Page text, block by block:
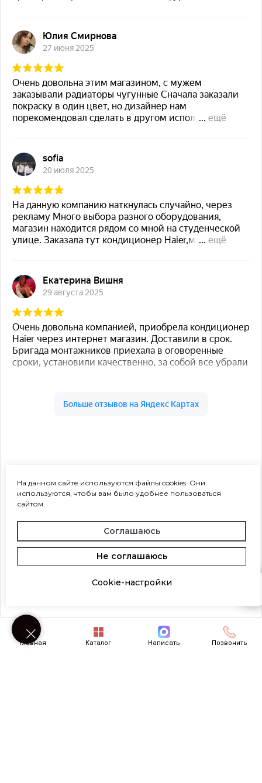
Главная Каталог Написать Позвонить
Возникли вопросы? Напишите нам!
На данном сайте используются файлы cookies. Они
используются, чтобы вам было удобнее пользоваться
сайтом.
Соглашаюсь
Не соглашаюсь
Cookie-настройки